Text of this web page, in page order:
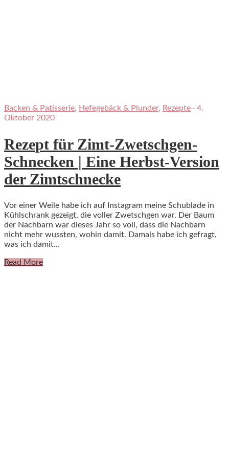
Backen & Patisserie, Hefegebäck & Plunder, Rezepte · 4.
Oktober 2020
Rezept für Zimt-Zwetschgen-
Schnecken | Eine Herbst-Version
der Zimtschnecke
Vor einer Weile habe ich auf Instagram meine Schublade in
Kühlschrank gezeigt, die voller Zwetschgen war. Der Baum
der Nachbarn war dieses Jahr so voll, dass die Nachbarn
nicht mehr wussten, wohin damit. Damals habe ich gefragt,
was ich damit…
Read More